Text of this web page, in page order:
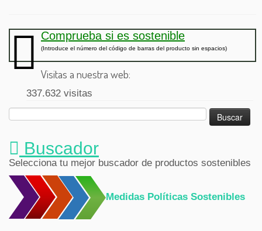
Comprueba si es sostenible
(Introduce el número del código de barras del producto sin espacios)
Visitas a nuestra web:
337.632 visitas
Buscador
Selecciona tu mejor buscador de productos sostenibles
Medidas Políticas Sostenibles